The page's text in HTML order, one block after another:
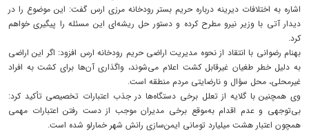
اشاره به اختلافات دیرینه درباره حریم بستر رودخانه مرزی ارس گفت: این موضوع را در
دیدار آتی با وزیر نیرو مطرح کرده و دستور حل ریشه‌ای این مسئله را پیگیری خواهم
کرد.
بهنام رضوانی با انتقاد از نحوه مدیریت اراضی حریم رودخانه ارس افزود: اگر این اراضی
به دلیل خطر طغیان غیرقابل کشت اعلام می‌شوند، واگذاری آن‌ها برای کشت به افراد
غیرمحلی، محل سؤال و نارضایتی مردم منطقه است.
وی همچنین با گلایه از تعلل برخی دستگاه‌ها در جذب اعتبارات تخصیصی تأکید کرد:
بی‌توجهی و عدم اقدام به‌موقع برخی مدیران موجب از دست رفتن اعتبارات مهمی
همچون اعتبار هشت میلیارد تومانی ایمن‌سازی رانش شهر خمارلو شده است.